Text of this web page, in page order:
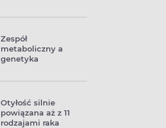
Zespół
metaboliczny a
genetyka
Otyłość silnie
powiązana aż z 11
rodzajami raka